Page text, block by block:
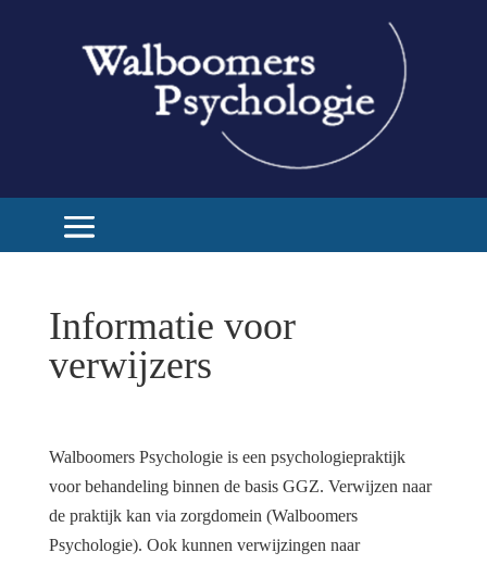
Informatie voor
verwijzers
Walboomers Psychologie is een psychologiepraktijk
voor behandeling binnen de basis GGZ. Verwijzen naar
de praktijk kan via zorgdomein (Walboomers
Psychologie). Ook kunnen verwijzingen naar